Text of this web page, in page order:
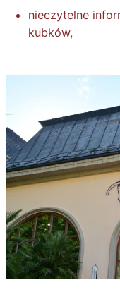
nieczytelne
kubków,